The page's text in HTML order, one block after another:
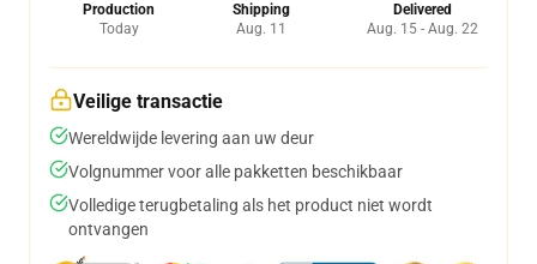
Production
Today
Shipping
Aug. 11
Delivered
Aug. 15 - Aug. 22
Veilige transactie
Wereldwijde levering aan uw deur
Volgnummer voor alle pakketten beschikbaar
Volledige terugbetaling als het product niet wordt
ontvangen